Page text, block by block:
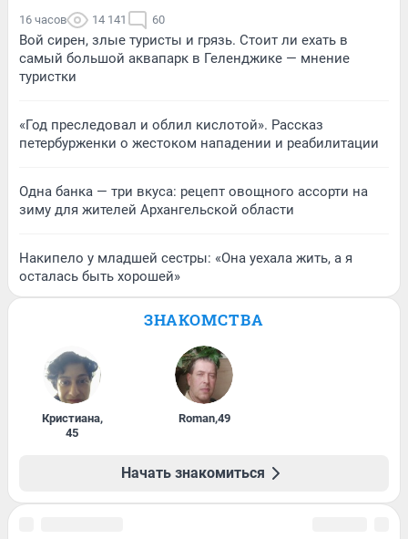
16 часов 14 141 60
Вой сирен, злые туристы и грязь. Стоит ли ехать в
самый большой аквапарк в Геленджике — мнение
туристки
«Год преследовал и облил кислотой». Рассказ
петербурженки о жестоком нападении и реабилитации
Одна банка — три вкуса: рецепт овощного ассорти на
зиму для жителей Архангельской области
Накипело у младшей сестры: «Она уехала жить, а я
осталась быть хорошей»
ЗНАКОМСТВА
Кристиана,
45
Roman,49
Начать знакомиться